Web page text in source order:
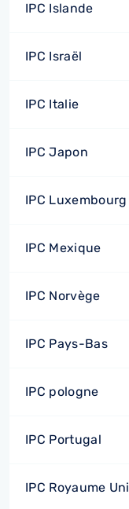
IPC Islande
IPC Israël
IPC Italie
IPC Japon
IPC Luxembourg
IPC Mexique
IPC Norvège
IPC Pays-Bas
IPC pologne
IPC Portugal
IPC Royaume Uni